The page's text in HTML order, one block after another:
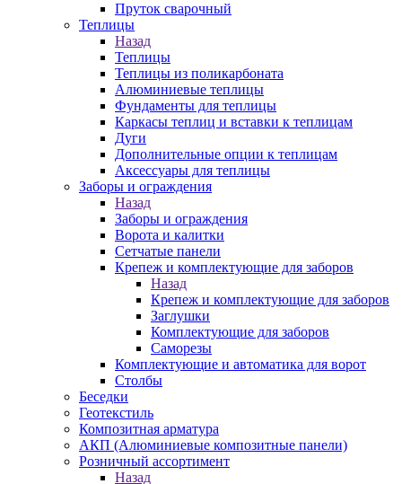
Пруток сварочный
Теплицы
Назад
Теплицы
Теплицы из поликарбоната
Алюминиевые теплицы
Фундаменты для теплицы
Каркасы теплиц и вставки к теплицам
Дуги
Дополнительные опции к теплицам
Аксессуары для теплицы
Заборы и ограждения
Назад
Заборы и ограждения
Ворота и калитки
Сетчатые панели
Крепеж и комплектующие для заборов
Назад
Крепеж и комплектующие для заборов
Заглушки
Комплектующие для заборов
Саморезы
Комплектующие и автоматика для ворот
Столбы
Беседки
Геотекстиль
Композитная арматура
АКП (Алюминиевые композитные панели)
Розничный ассортимент
Назад